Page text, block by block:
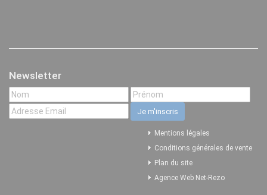
Newsletter
Mentions légales
Conditions générales de vente
Plan du site
Agence Web Net-Rezo